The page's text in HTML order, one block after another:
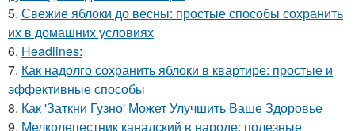
5. Свежие яблоки до весны: простые способы сохранить
их в домашних условиях
6. Headlines:
7. Как надолго сохранить яблоки в квартире: простые и
эффективные способы
8. Как 'Заткни Гузно' Может Улучшить Ваше Здоровье
9. Мелколепестник канадский в народе: полезные